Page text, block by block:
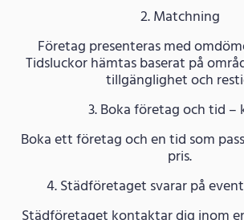
2. Matchning
Företag presenteras med
Tidsluckor hämtas baserat på
tillgänglighet och
3. Boka företag och tid –
Boka ett företag och en tid som
pris.
4. Städföretaget svarar på